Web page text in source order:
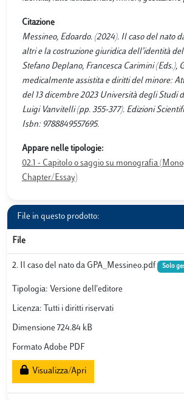
Citazione
Messineo, Edoardo. (2024). Il caso del nato
altri e la costruzione giuridica dell’identità
Stefano Deplano, Francesca Carimini (Eds.),
medicalmente assistita e diritti del minore:
del 13 dicembre 2023 Università degli Studi
Luigi Vanvitelli (pp. 355-377). Edizioni
Isbn: 9788849557695.
Appare nelle tipologie:
02.1 - Capitolo o saggio su monografia
Chapter/Essay)
File in questo prodotto:
File
2. Il caso del nato da GPA_Messineo.pdf Solo
Tipologia: Versione dell'editore
Licenza: Tutti i diritti riservati
Dimensione 724.84 kB
Formato Adobe PDF
Visualizza/Apri